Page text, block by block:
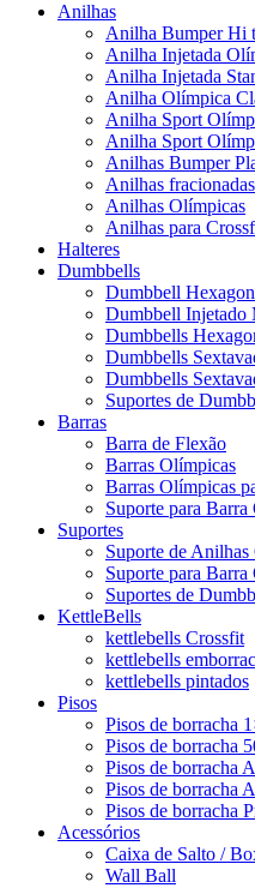
Anilhas
Anilha Bumper Hi
Anilha Injetada
Anilha Injetada
Anilha Olímpica
Anilha Sport
Anilha Sport
Anilhas Bumper
Anilhas fracionadas
Anilhas Olímpicas
Anilhas para
Halteres
Dumbbells
Dumbbell
Dumbbell Injetado
Dumbbells
Dumbbells
Dumbbells
Suportes de
Barras
Barra de Flexão
Barras Olímpicas
Barras Olímpicas
Suporte para
Suportes
Suporte de
Suporte para
Suportes de
KettleBells
kettlebells Crossfit
kettlebells
kettlebells pintados
Pisos
Pisos de borracha
Pisos de borracha
Pisos de borracha
Pisos de borracha
Pisos de borracha
Acessórios
Caixa de Salto /
Wall Ball